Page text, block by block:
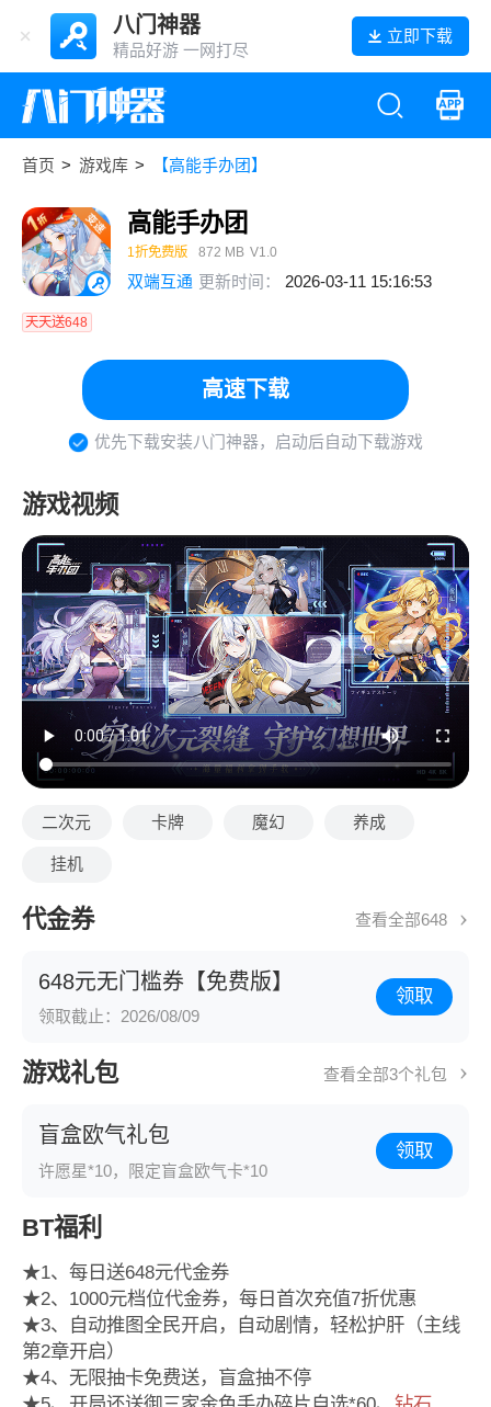
八门神器
精品好游 一网打尽
立即下载
首页 > 游戏库 > 【高能手办团】
高能手办团
1折免费版 872 MB V1.0
双端互通 更新时间： 2026-03-11 15:16:53
天天送648
高速下载
优先下载安装八门神器，启动后自动下载游戏
游戏视频
二次元 卡牌 魔幻 养成
挂机
代金券 查看全部648
648元无门槛券【免费版】
领取截止：2026/08/09
领取
游戏礼包 查看全部3个礼包
盲盒欧气礼包
许愿星*10，限定盲盒欧气卡*10
领取
BT福利
★1、每日送648元代金券
★2、1000元档位代金券，每日首次充值7折优惠
★3、自动推图全民开启，自动剧情，轻松护肝（主线
第2章开启）
★4、无限抽卡免费送，盲盒抽不停